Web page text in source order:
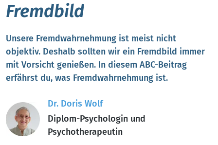
Fremdbild
Unsere Fremdwahrnehmung ist meist nicht
objektiv. Deshalb sollten wir ein Fremdbild immer
mit Vorsicht genießen. In diesem ABC-Beitrag
erfährst du, was Fremdwahrnehmung ist.
Dr. Doris Wolf
Diplom-Psychologin und
Psychotherapeutin